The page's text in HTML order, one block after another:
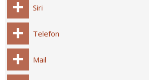
Siri
Telefon
Mail